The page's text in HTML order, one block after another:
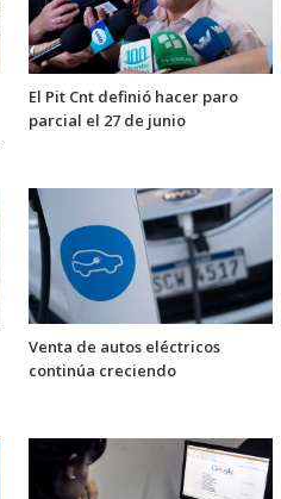
El Pit Cnt definió hacer paro
parcial el 27 de junio
Venta de autos eléctricos
continúa creciendo